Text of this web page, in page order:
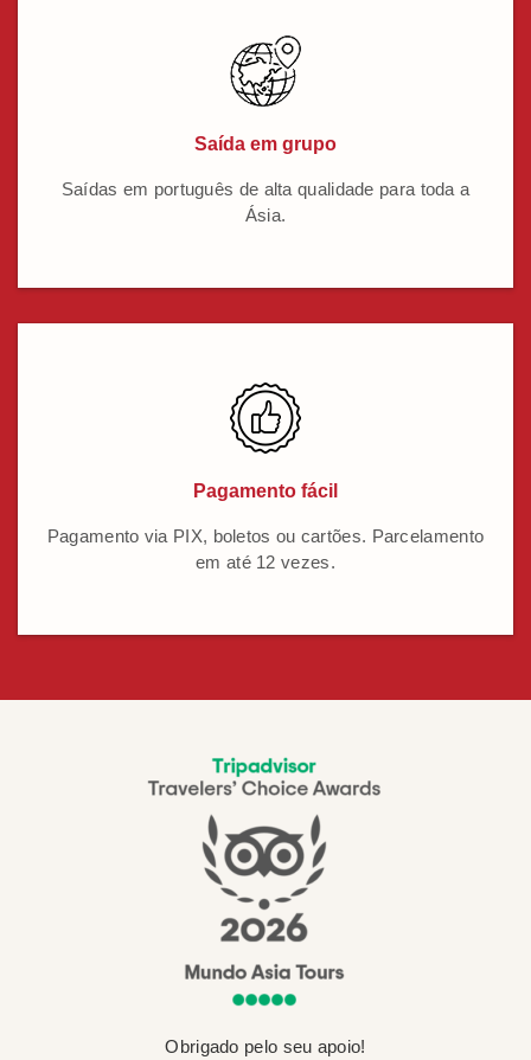
Saída em grupo
Saídas em português de alta qualidade para toda a
Ásia.
Pagamento fácil
Pagamento via PIX, boletos ou cartões. Parcelamento
em até 12 vezes.
Obrigado pelo seu apoio!